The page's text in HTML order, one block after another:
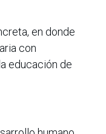
en donde
con
educación de